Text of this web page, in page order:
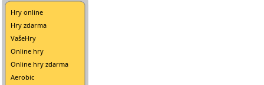
Hry online
Hry zdarma
VašeHry
Online hry
Online hry zdarma
Aerobic